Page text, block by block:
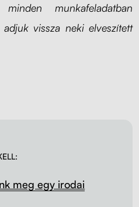
munkafeladatban
vissza neki elveszített
meg egy irodai